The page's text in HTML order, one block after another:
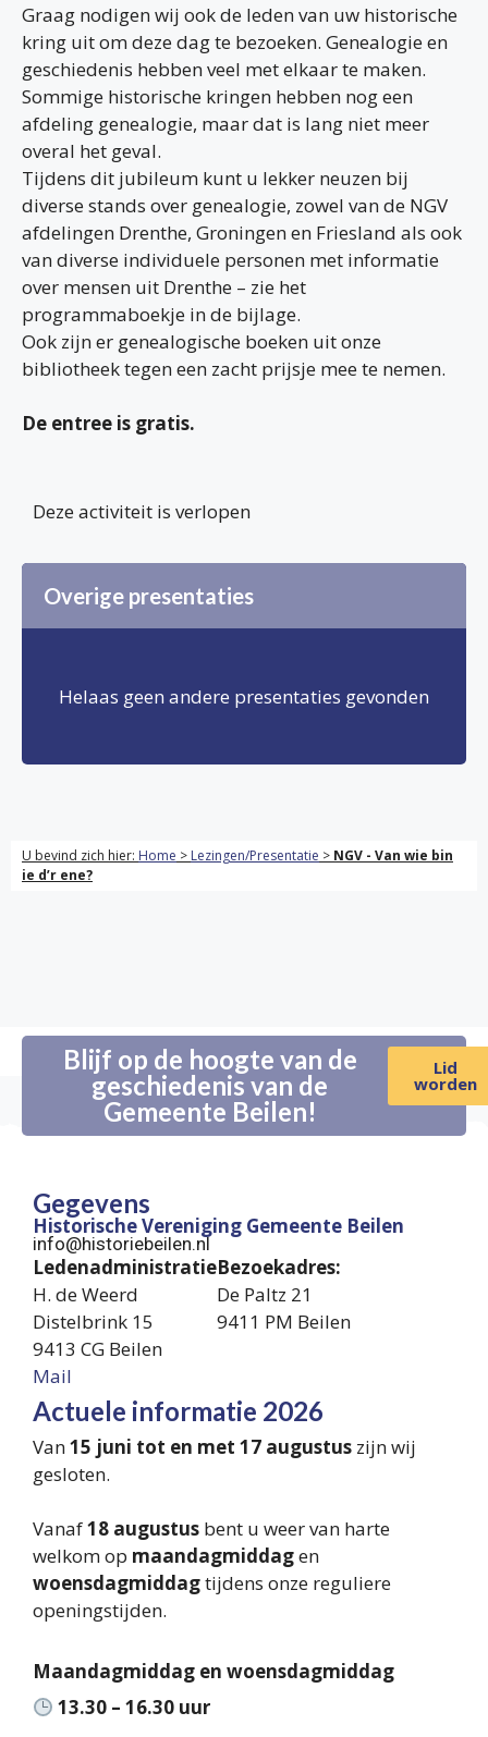
Graag nodigen wij ook de leden van uw historische
kring uit om deze dag te bezoeken. Genealogie en
geschiedenis hebben veel met elkaar te maken.
Sommige historische kringen hebben nog een
afdeling genealogie, maar dat is lang niet meer
overal het geval.
Tijdens dit jubileum kunt u lekker neuzen bij
diverse stands over genealogie, zowel van de NGV
afdelingen Drenthe, Groningen en Friesland als ook
van diverse individuele personen met informatie
over mensen uit Drenthe – zie het
programmaboekje in de bijlage.
Ook zijn er genealogische boeken uit onze
bibliotheek tegen een zacht prijsje mee te nemen.
De entree is gratis.
Deze activiteit is verlopen
Overige presentaties
Helaas geen andere presentaties gevonden
U bevind zich hier: Home > Lezingen/Presentatie > NGV - Van wie bin
ie d’r ene?
Blijf op de hoogte van de
geschiedenis van de
Gemeente Beilen!
Lid
worden
Gegevens
Historische Vereniging Gemeente Beilen
info@historiebeilen.nl
Ledenadministratie
H. de Weerd
Distelbrink 15
9413 CG Beilen
Mail
Bezoekadres:
De Paltz 21
9411 PM Beilen
Actuele informatie 2026
Van15 juni tot en met 17 augustus zijn wij
gesloten.
Vanaf18 augustus bent u weer van harte
welkom op maandagmiddagen
woensdagmiddagtijdens onze reguliere
openingstijden.
Maandagmiddag en woensdagmiddag
13.30 – 16.30 uur